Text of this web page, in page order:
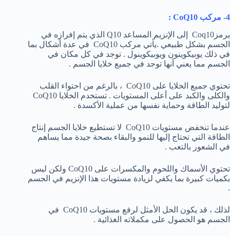
4- مركب CoQ10
:
يرمزCoq10 إلى الإنزيم المساعد Q10 الذي يتم إفرازه في
الجسم بشكل طبيعي .يأتي مركب CoQ10 في عدة أشكال بما
في ذلك يوبيكوينون ويوبيكوينول . توجد في كل مكان في
الجسم مما يعني أنها توجد في جميع خلايا الجسم .
تحتوي جميع الخلايا على CoQ10 ، بالرغم من احتواء القلب
والكلى والكبد على أعلى المستويات . تستخدم الخلايا CoQ10
لتوليد الطاقة وحماية نفسها من عملية الأكسدة .
عندما تنخفض مستويات CoQ10 لا تستطيع خلايا الجسم إنتاج
الطاقة التي تحتاج إليها للنمو والبقاء بصحة جيدة مما يساهم
في الشعور بالتعب .
تحتوي الأسماك واللحوم والمكسرات على CoQ10 ولكن ليس
بكميات كبيرة بما يكفي لزيادة مستويات هذا الإنزيم في الجسم
.
لذلك ، قد يكون الحل الأمثل لرفع مستويات CoQ10 في
الجسم هو الحصول على مكملاته الغذائية .